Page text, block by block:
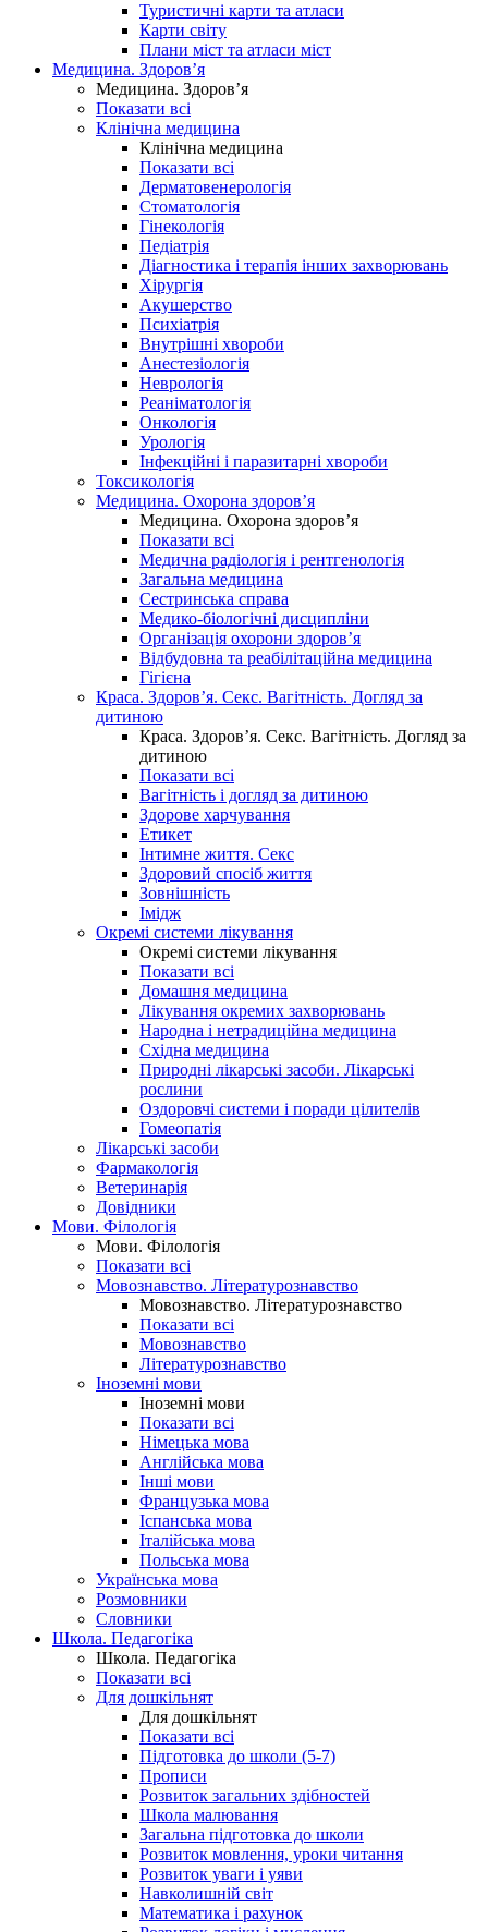
Туристичні карти та атласи
Карти світу
Плани міст та атласи міст
Медицина. Здоров’я
Медицина. Здоров’я
Показати всі
Клінічна медицина
Клінічна медицина
Показати всі
Дерматовенерологія
Стоматологія
Гінекологія
Педіатрія
Діагностика і терапія інших захворювань
Хірургія
Акушерство
Психіатрія
Внутрішні хвороби
Анестезіологія
Неврологія
Реаніматологія
Онкологія
Урологія
Інфекційні і паразитарні хвороби
Токсикологія
Медицина. Охорона здоров’я
Медицина. Охорона здоров’я
Показати всі
Медична радіологія і рентгенологія
Загальна медицина
Сестринська справа
Медико-біологічні дисципліни
Організація охорони здоров’я
Відбудовна та реабілітаційна медицина
Гігієна
Краса. Здоров’я. Секс. Вагітність. Догляд за
дитиною
Краса. Здоров’я. Секс. Вагітність. Догляд за
дитиною
Показати всі
Вагітність і догляд за дитиною
Здорове харчування
Етикет
Інтимне життя. Секс
Здоровий спосіб життя
Зовнішність
Імідж
Окремі системи лікування
Окремі системи лікування
Показати всі
Домашня медицина
Лікування окремих захворювань
Народна і нетрадиційна медицина
Східна медицина
Природні лікарські засоби. Лікарські
рослини
Оздоровчі системи і поради цілителів
Гомеопатія
Лікарські засоби
Фармакологія
Ветеринарія
Довідники
Мови. Філологія
Мови. Філологія
Показати всі
Мовознавство. Літературознавство
Мовознавство. Літературознавство
Показати всі
Мовознавство
Літературознавство
Іноземні мови
Іноземні мови
Показати всі
Німецька мова
Англійська мова
Інші мови
Французька мова
Іспанська мова
Італійська мова
Польська мова
Українська мова
Розмовники
Словники
Школа. Педагогіка
Школа. Педагогіка
Показати всі
Для дошкільнят
Для дошкільнят
Показати всі
Підготовка до школи (5-7)
Прописи
Розвиток загальних здібностей
Школа малювання
Загальна підготовка до школи
Розвиток мовлення, уроки читання
Розвиток уваги і уяви
Навколишній світ
Математика і рахунок